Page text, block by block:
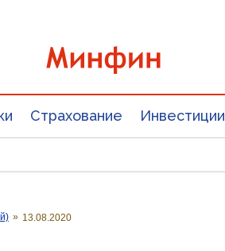
Страхование Инвестиции
» 13.08.2020